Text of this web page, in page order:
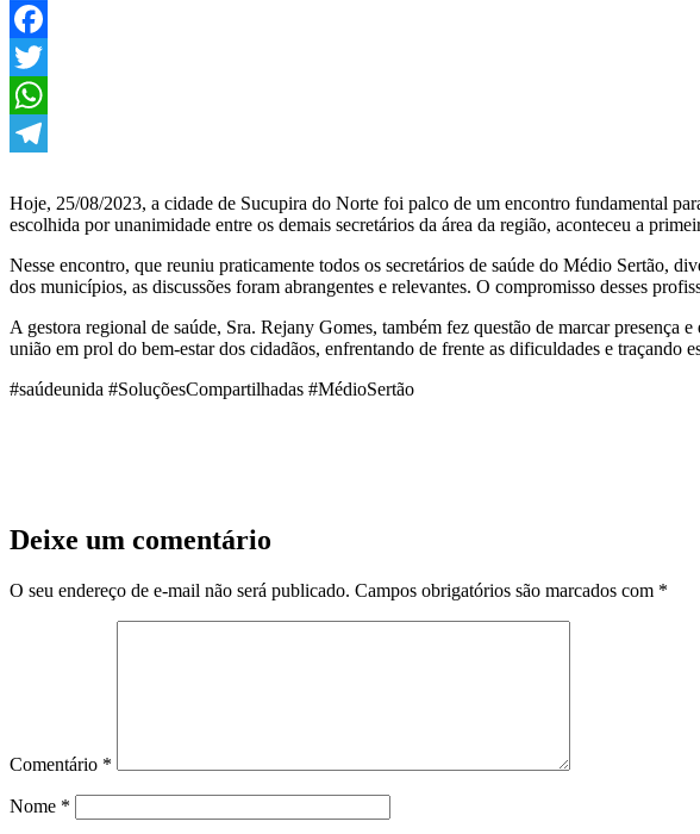
Facebook
Twitter
WhatsApp
Hoje, 25/08/2023, a cidade de Sucupira do Norte foi palco de um encontro fundamental
escolhida por unanimidade entre os demais secretários da área da região, aconteceu a
Nesse encontro, que reuniu praticamente todos os secretários de saúde do Médio Sertão,
dos municípios, as discussões foram abrangentes e relevantes. O compromisso desses
A gestora regional de saúde, Sra. Rejany Gomes, também fez questão de marcar presença
união em prol do bem-estar dos cidadãos, enfrentando de frente as dificuldades e traçando
#saúdeunida #SoluçõesCompartilhadas #MédioSertão
Deixe um comentário
O seu endereço de e-mail não será publicado. Campos obrigatórios são marcados com *
Comentário *
Nome *